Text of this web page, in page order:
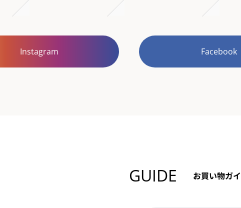
Instagram Facebook
GUIDE お買い物ガ